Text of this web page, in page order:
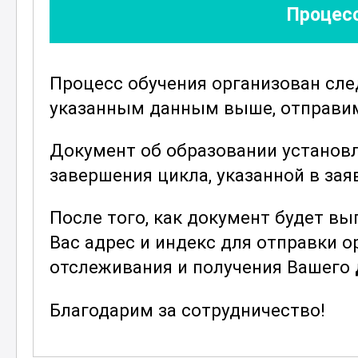
улучшить качество и
Безопасность труда при работе с
курса. Участники узнают о мерах
предотвращения травм и
себя использование защитной
организацию рабочего места.
Участники научатся оценивать
возможные дефекты и принимать
аспектом является также знание
которые применяются в данной
Процесс обучения организован
указанным данным выше,
Документ об образовании
завершения цикла, указанной в
После того, как документ будет
Вас адрес и индекс для отправки
отслеживания и получения Вашего
Благодарим за сотрудничество!